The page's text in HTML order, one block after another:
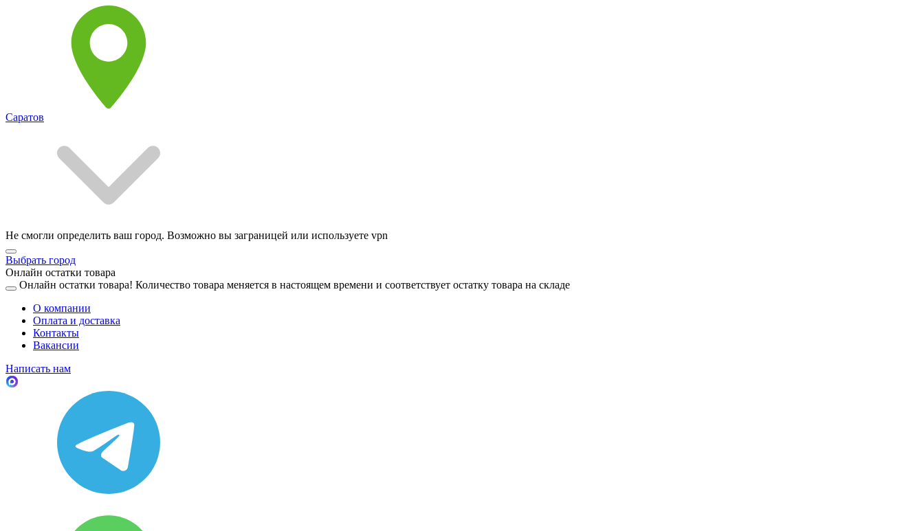
Саратов
Не смогли определить ваш город. Возможно вы заграницей или используете vpn
Выбрать город
Онлайн остатки товара
Онлайн остатки товара! Количество товара меняется в настоящем времени и соответствует остатку товара на складе
О компании
Оплата и доставка
Контакты
Вакансии
Написать нам